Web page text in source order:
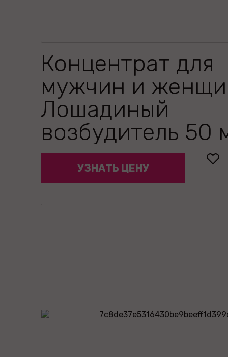
Концентрат для
мужчин и
Лошадиный
возбудитель 50
УЗНАТЬ ЦЕНУ